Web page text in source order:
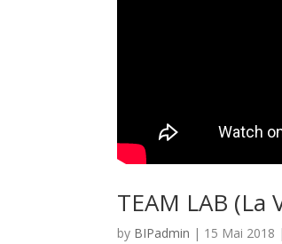
TEAM LAB (La
by BIPadmin | 15 Mai 2018 |